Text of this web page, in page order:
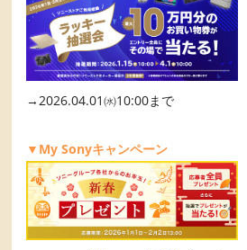
→2026.04.01㈬10:00まで
▼My Sonyキャンペーン